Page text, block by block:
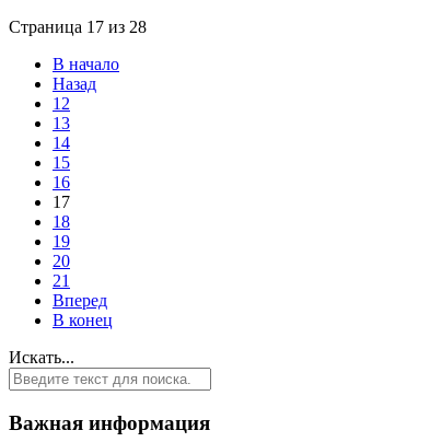
Страница 17 из 28
В начало
Назад
12
13
14
15
16
17
18
19
20
21
Вперед
В конец
Искать...
Важная информация